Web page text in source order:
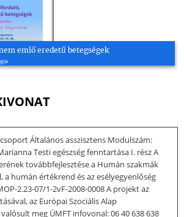
emlő eredetű betegségek
Általános asszisztens Modulszám:
Testi egészség fenntartása I. rész A
továbbfejlesztése a Humán szakmák
a humán értékrend és az esélyegyenlőség
2.23-07/1-2vF-2008-0008 A projekt az
az Európai Szociális Alap
meg ÚMFT infovonal: 06 40 638 638